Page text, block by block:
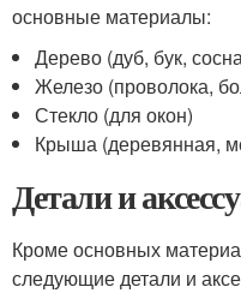
основные материалы:
Дерево (дуб, бук,
Железо (проволока,
Стекло (для окон)
Крыша (деревянная,
Детали и
Кроме основных
следующие детали и